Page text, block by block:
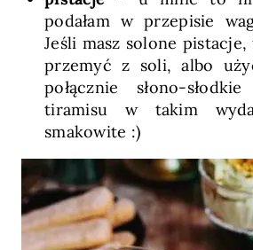
podałam w przepisie
Jeśli masz solone
przemyć z soli, albo
połącznie słono-
tiramisu w takim
smakowite :)